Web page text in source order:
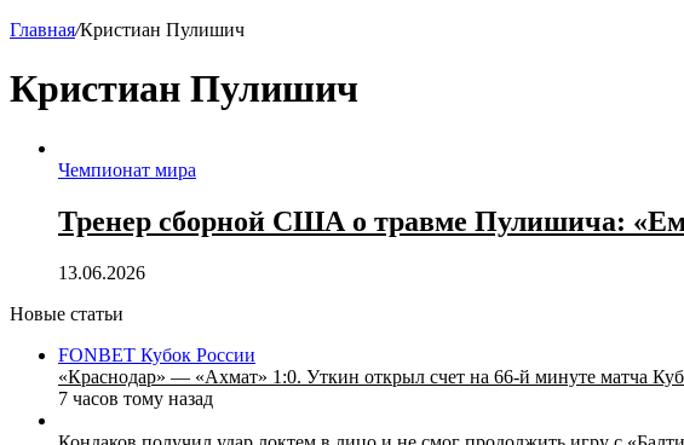
Главная/Кристиан Пулишич
Кристиан Пулишич
Чемпионат мира
Тренер сборной США о травме Пулишича:
13.06.2026
Новые статьи
FONBET Кубок России
«Краснодар» — «Ахмат» 1:0. Уткин открыл счет на 66‑й минуте матча
7 часов тому назад